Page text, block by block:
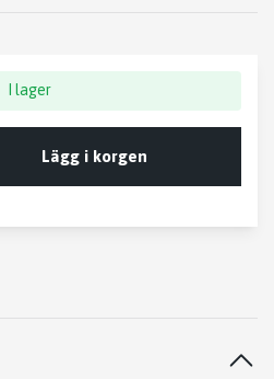
I lager
Lägg i korgen